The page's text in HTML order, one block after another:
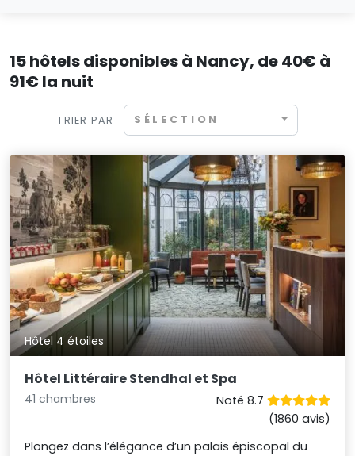
15 hôtels disponibles à Nancy, de 40€ à
91€ la nuit
TRIER PAR SÉLECTION
Hôtel 4 étoiles
Hôtel Littéraire Stendhal et Spa
41 chambres
Noté 8.7
(1860 avis)
Plongez dans l’élégance d’un palais épiscopal du